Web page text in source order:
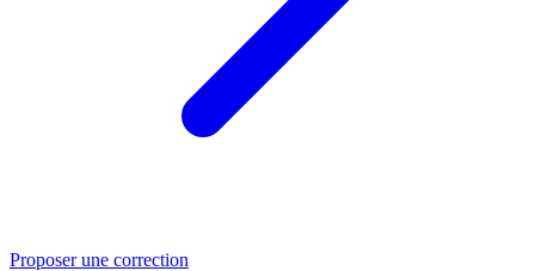
Proposer une correction